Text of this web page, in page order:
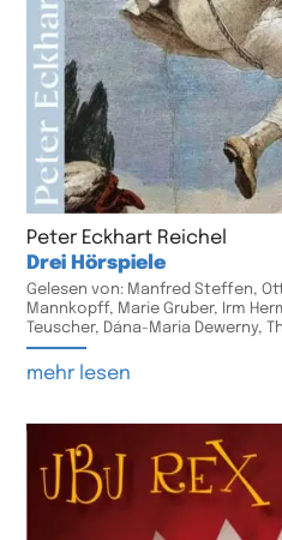
Peter Eckhart Reichel
Drei Hörspiele
Gelesen von: Manfred Steffen,
Mannkopff, Marie Gruber, Irm
Teuscher, Dána-Maria Dewerny,
mehr lesen